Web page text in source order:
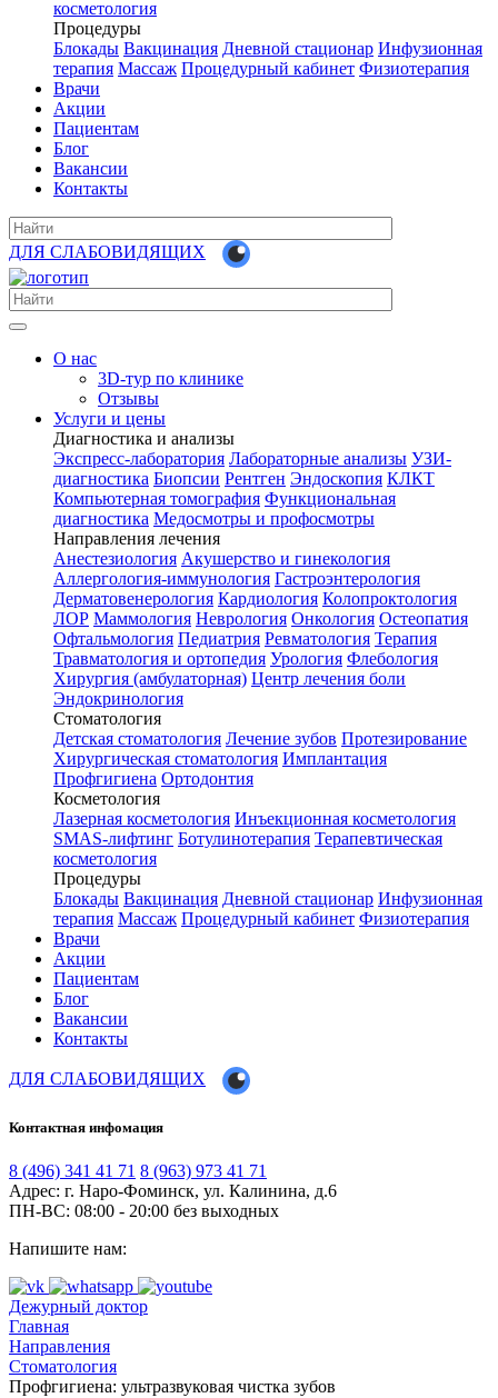
косметология
Процедуры
Блокады Вакцинация Дневной стационар Инфузионная
терапия Массаж Процедурный кабинет Физиотерапия
Врачи
Акции
Пациентам
Блог
Вакансии
Контакты
ДЛЯ СЛАБОВИДЯЩИХ
О нас
3D-тур по клинике
Отзывы
Услуги и цены
Диагностика и анализы
Экспресс-лаборатория Лабораторные анализы УЗИ-
диагностика Биопсии Рентген Эндоскопия КЛКТ
Компьютерная томография Функциональная
диагностика Медосмотры и профосмотры
Направления лечения
Анестезиология Акушерство и гинекология
Аллергология-иммунология Гастроэнтерология
Дерматовенерология Кардиология Колопроктология
ЛОР Маммология Неврология Онкология Остеопатия
Офтальмология Педиатрия Ревматология Терапия
Травматология и ортопедия Урология Флебология
Хирургия (амбулаторная) Центр лечения боли
Эндокринология
Стоматология
Детская стоматология Лечение зубов Протезирование
Хирургическая стоматология Имплантация
Профгигиена Ортодонтия
Косметология
Лазерная косметология Инъекционная косметология
SMAS-лифтинг Ботулинотерапия Терапевтическая
косметология
Процедуры
Блокады Вакцинация Дневной стационар Инфузионная
терапия Массаж Процедурный кабинет Физиотерапия
Врачи
Акции
Пациентам
Блог
Вакансии
Контакты
ДЛЯ СЛАБОВИДЯЩИХ
Контактная инфомация
8 (496) 341 41 71 8 (963) 973 41 71
Адрес: г. Наро-Фоминск, ул. Калинина, д.6
ПН-ВС: 08:00 - 20:00 без выходных
Напишите нам:
Дежурный доктор
Главная
Направления
Стоматология
Профгигиена: ультразвуковая чистка зубов